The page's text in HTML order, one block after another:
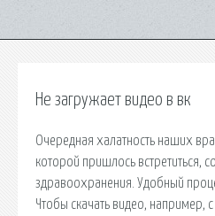
Не загружает видео в вк
Очередная халатность наших
которой пришлось встретиться,
здравоохранения. Удобный
Чтобы скачать видео, например,